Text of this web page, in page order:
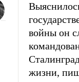
войны он
жизни,